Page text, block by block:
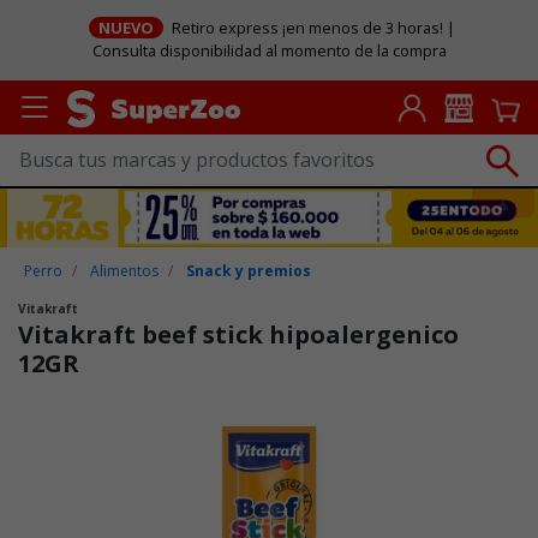
NUEVO
Retiro express ¡en menos de 3 horas! |
Consulta disponibilidad al momento de la compra
Perro Alimentos Snack y premios
Vitakraft
Vitakraft beef stick hipoalergenico
12GR